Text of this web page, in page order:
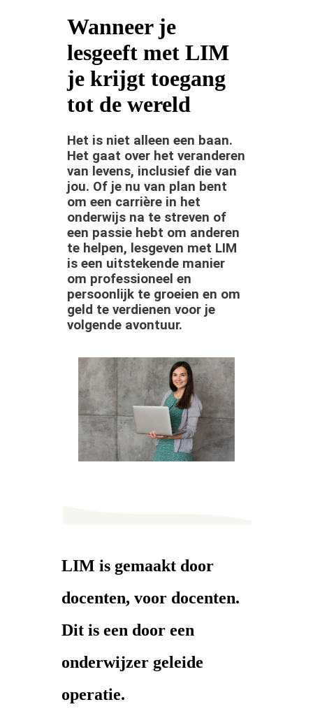
Wanneer je
lesgeeft met LIM
je krijgt toegang
tot de wereld
Het is niet alleen een baan.
Het gaat over het veranderen
van levens, inclusief die van
jou. Of je nu van plan bent
om een carrière in het
onderwijs na te streven of
een passie hebt om anderen
te helpen, lesgeven met LIM
is een uitstekende manier
om professioneel en
persoonlijk te groeien en om
geld te verdienen voor je
volgende avontuur.
LIM is gemaakt door
docenten, voor docenten.
Dit is een door een
onderwijzer geleide
operatie.